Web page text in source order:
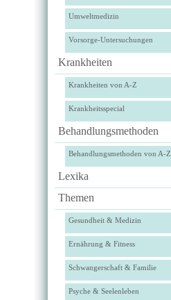
Umweltmedizin
Vorsorge-Untersuchungen
Krankheiten
Krankheiten von A-Z
Krankheitsspecial
Behandlungsmethoden
Behandlungsmethoden von A-Z
Lexika
Themen
Gesundheit & Medizin
Ernährung & Fitness
Schwangerschaft & Familie
Psyche & Seelenleben